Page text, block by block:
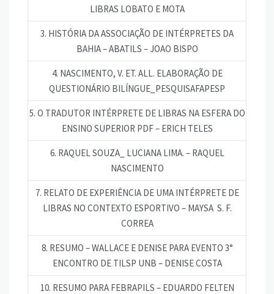
LIBRAS LOBATO E MOTA
3. HISTÓRIA DA ASSOCIAÇÃO DE INTÉRPRETES DA
BAHIA – ABATILS – JOAO BISPO
4. NASCIMENTO, V. ET. ALL. ELABORAÇÃO DE
QUESTIONÁRIO BILÍNGUE_PESQUISAFAPESP
5. O TRADUTOR INTÉRPRETE DE LIBRAS NA ESFERA DO
ENSINO SUPERIOR PDF – ERICH TELES
6. RAQUEL SOUZA_ LUCIANA LIMA. – RAQUEL
NASCIMENTO
7. RELATO DE EXPERIÊNCIA DE UMA INTÉRPRETE DE
LIBRAS NO CONTEXTO ESPORTIVO – MAYSA S. F.
CORREA
8. RESUMO – WALLACE E DENISE PARA EVENTO 3°
ENCONTRO DE TILSP UNB – DENISE COSTA
10. RESUMO PARA FEBRAPILS – EDUARDO FELTEN